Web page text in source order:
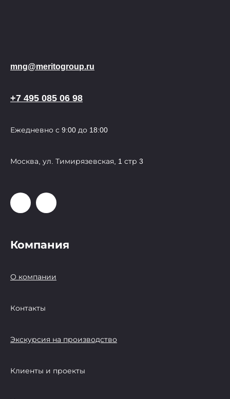
mng@meritogroup.ru
+7 495 085 06 98
Ежедневно с 9:00 до 18:00
Москва, ул. Тимирязевская, 1 стр 3
Компания
О компании
Контакты
Экскурсия на производство
Клиенты и проекты